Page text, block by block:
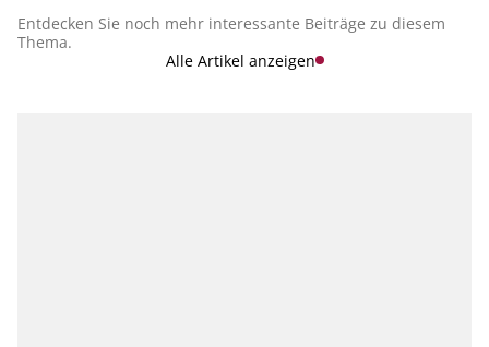
Entdecken Sie noch mehr interessante Beiträge zu diesem
Thema.
Alle Artikel anzeigen